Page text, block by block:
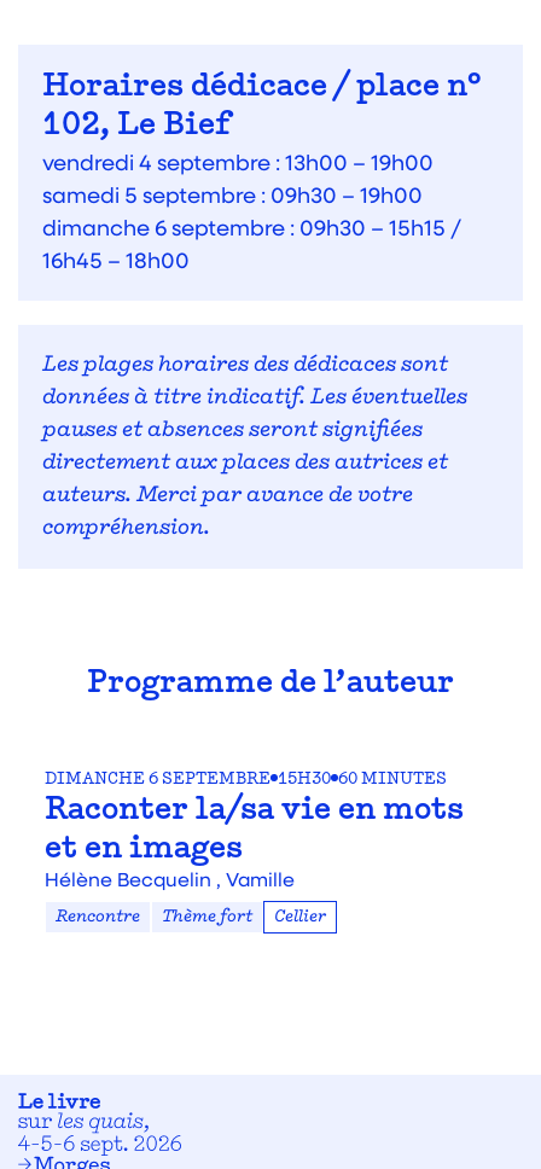
Horaires dédicace / place n°
102, Le Bief
vendredi 4 septembre : 13h00 – 19h00
samedi 5 septembre : 09h30 – 19h00
dimanche 6 septembre : 09h30 – 15h15 /
16h45 – 18h00
Les plages horaires des dédicaces sont
données à titre indicatif. Les éventuelles
pauses et absences seront signifiées
directement aux places des autrices et
auteurs. Merci par avance de votre
compréhension.
Programme de l’auteur
DIMANCHE 6 SEPTEMBRE 15H30 60 MINUTES
Raconter la/sa vie en mots
et en images
Hélène Becquelin , Vamille
Rencontre Thème fort Cellier